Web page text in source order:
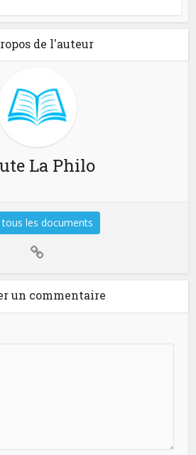
de l'auteur
La Philo
tous les documents
un commentaire